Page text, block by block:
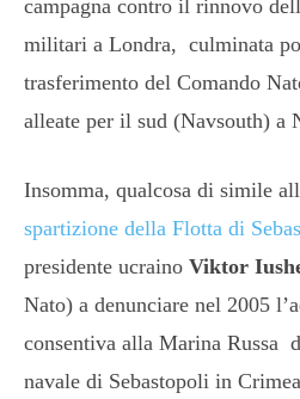
campagna contro il rinnovo
militari a Londra, culminata
trasferimento del Comando
alleate per il sud (Navsouth) a
Insomma, qualcosa di simile
spartizione della Flotta di
presidente ucraino Viktor
Nato) a denunciare nel 2005
consentiva alla Marina Russa
navale di Sebastopoli in